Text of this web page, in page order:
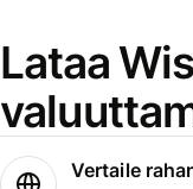
Lataa
Vertaile